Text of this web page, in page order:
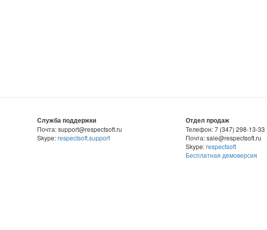
Служба поддержки
Почта: support@respectsoft.ru
Skype:respectsoft.support
Отдел продаж
Телефон: 7 (347) 298-13-33
Почта: sale@respectsoft.ru
Skype:respectsoft
Бесплатная демоверсия